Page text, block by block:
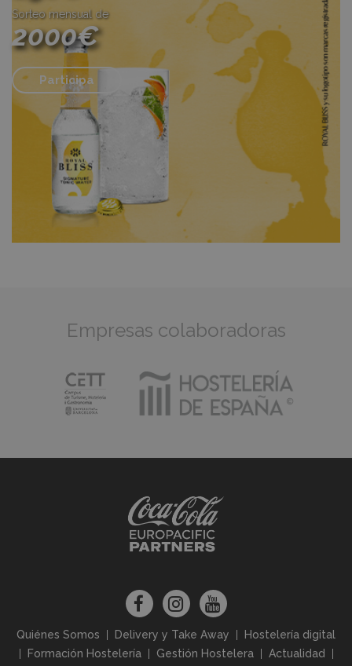
Sorteo mensual de
2000€
Participa
Empresas colaboradoras
Quiénes Somos Delivery y Take Away
Hostelería digital
Formación Hostelería
Gestión Hostelera
Actualidad